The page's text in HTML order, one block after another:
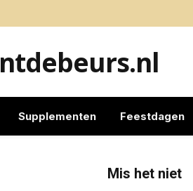
Supplementen Feestdagen
Mis het niet